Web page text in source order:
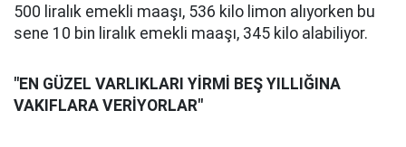
500 liralık emekli maaşı, 536 kilo limon alıyorken bu
sene 10 bin liralık emekli maaşı, 345 kilo alabiliyor.
"EN GÜZEL VARLIKLARI YİRMİ BEŞ YILLIĞINA
VAKIFLARA VERİYORLAR"